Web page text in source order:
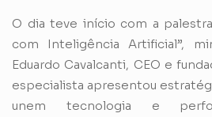
O dia teve início com a
com Inteligência Artificial”,
Eduardo Cavalcanti, CEO e
especialista apresentou
unem tecnologia e